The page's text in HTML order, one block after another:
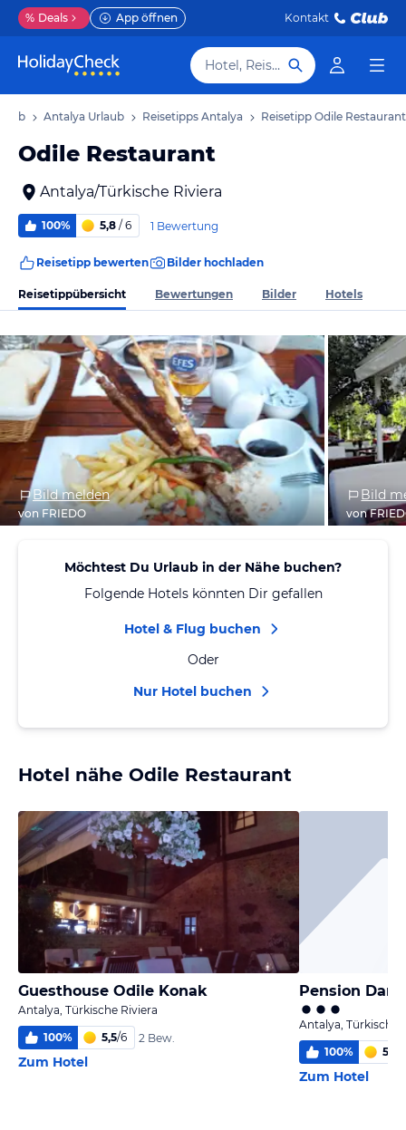
% Deals App öffnen Kontakt
Hotel, Reiseziel
Antalya Urlaub Reisetipps Antalya Reisetipp Odile Restaurant
Odile Restaurant
Antalya/Türkische Riviera
100% 5,8 / 6 1 Bewertung
Reisetipp bewerten Bilder hochladen
Reisetippübersicht Bewertungen Bilder Hotels
Bild melden
von FRIEDO
Bild
von
Möchtest Du Urlaub in der Nähe buchen?
Folgende Hotels könnten Dir gefallen
Hotel & Flug buchen
Oder
Nur Hotel buchen
Hotel nähe Odile Restaurant
Guesthouse Odile Konak
Antalya, Türkische Riviera
100% 5,5/6 2 Bew.
Zum Hotel
Pension
Antalya, Türkische
100% 5,1
Zum Hotel